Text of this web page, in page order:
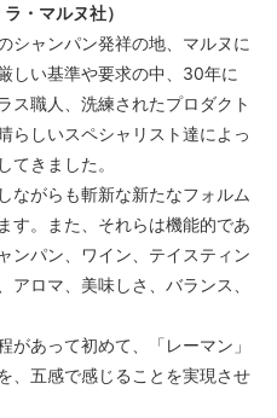
・マルヌ社）
シャンパン発祥の地、マルヌに
しい基準や要求の中、30年に
ス職人、洗練されたプロダクト
らしいスペシャリスト達によっ
てきました。
ながらも斬新な新たなフォルム
す。また、それらは機能的であ
ンパン、ワイン、テイスティン
ロマ、美味しさ、バランス、
があって初めて、「レーマン」
、五感で感じることを実現させ